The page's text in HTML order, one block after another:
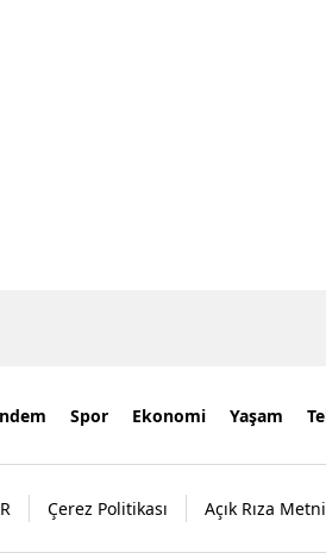
Spor Ekonomi Yaşam
Çerez Politikası Açık Rıza Metni